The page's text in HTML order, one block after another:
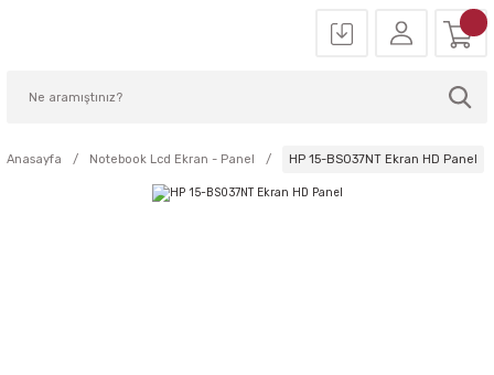
Anasayfa Notebook Lcd Ekran - Panel HP 15-BS037NT Ekran HD Panel